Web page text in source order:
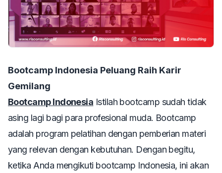
Bootcamp Indonesia Peluang Raih Karir
Gemilang
Bootcamp Indonesia Istilah bootcamp sudah tidak
asing lagi bagi para profesional muda. Bootcamp
adalah program pelatihan dengan pemberian materi
yang relevan dengan kebutuhan. Dengan begitu,
ketika Anda mengikuti bootcamp Indonesia, ini akan